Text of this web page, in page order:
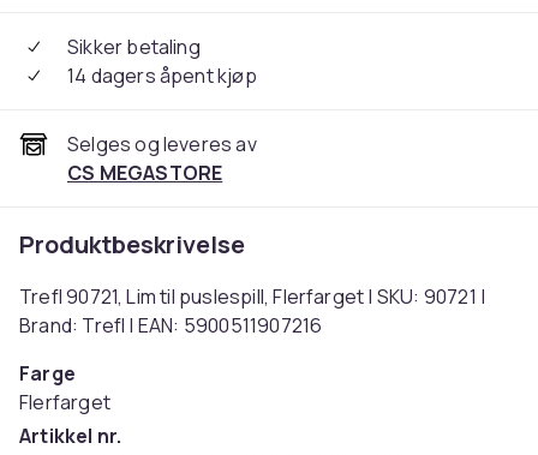
Sikker betaling
14 dagers åpent kjøp
Selges og leveres av
CS MEGASTORE
Produktbeskrivelse
Trefl 90721, Lim til puslespill, Flerfarget | SKU: 90721 |
Brand: Trefl | EAN: 5900511907216
Farge
Flerfarget
Artikkel nr.